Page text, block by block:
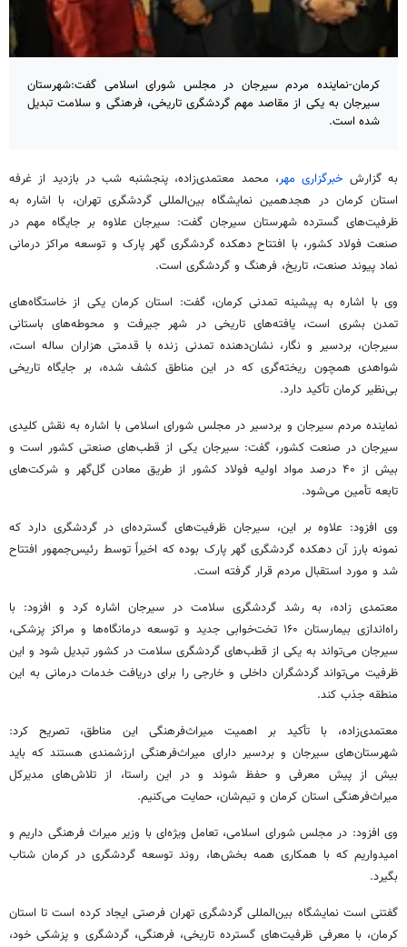
کرمان-نماینده مردم سیرجان در مجلس شورای اسلامی گفت:شهرستان
سیرجان به یکی از مقاصد مهم گردشگری تاریخی، فرهنگی و سلامت تبدیل
شده است.
به گزارش خبرگزاری مهر، محمد معتمدی‌زاده، پنجشنبه شب در بازدید از غرفه
استان کرمان در هجدهمین نمایشگاه بین‌المللی گردشگری تهران، با اشاره به
ظرفیت‌های گسترده شهرستان سیرجان گفت: سیرجان علاوه بر جایگاه مهم در
صنعت فولاد کشور، با افتتاح دهکده گردشگری گهر پارک و توسعه مراکز درمانی
نماد پیوند صنعت، تاریخ، فرهنگ و گردشگری است.
وی با اشاره به پیشینه تمدنی کرمان، گفت: استان کرمان یکی از خاستگاه‌های
تمدن بشری است، یافته‌های تاریخی در شهر جیرفت و محوطه‌های باستانی
سیرجان، بردسیر و نگار، نشان‌دهنده تمدنی زنده با قدمتی هزاران ساله است،
شواهدی همچون ریخته‌گری که در این مناطق کشف شده، بر جایگاه تاریخی
بی‌نظیر کرمان تأکید دارد.
نماینده مردم سیرجان و بردسیر در مجلس شورای اسلامی با اشاره به نقش کلیدی
سیرجان در صنعت کشور، گفت: سیرجان یکی از قطب‌های صنعتی کشور است و
بیش از ۴۰ درصد مواد اولیه فولاد کشور از طریق معادن گل‌گهر و شرکت‌های
تابعه تأمین می‌شود.
وی افزود: علاوه بر این، سیرجان ظرفیت‌های گسترده‌ای در گردشگری دارد که
نمونه بارز آن دهکده گردشگری گهر پارک بوده که اخیراً توسط رئیس‌جمهور افتتاح
شد و مورد استقبال مردم قرار گرفته است.
معتمدی زاده، به رشد گردشگری سلامت در سیرجان اشاره کرد و افزود: با
راه‌اندازی بیمارستان ۱۶۰ تخت‌خوابی جدید و توسعه درمانگاه‌ها و مراکز پزشکی،
سیرجان می‌تواند به یکی از قطب‌های گردشگری سلامت در کشور تبدیل شود و این
ظرفیت می‌تواند گردشگران داخلی و خارجی را برای دریافت خدمات درمانی به این
منطقه جذب کند.
معتمدی‌زاده، با تأکید بر اهمیت میراث‌فرهنگی این مناطق، تصریح کرد:
شهرستان‌های سیرجان و بردسیر دارای میراث‌فرهنگی ارزشمندی هستند که باید
بیش از پیش معرفی و حفظ شوند و در این راستا، از تلاش‌های مدیرکل
میراث‌فرهنگی استان کرمان و تیم‌شان، حمایت می‌کنیم.
وی افزود: در مجلس شورای اسلامی، تعامل ویژه‌ای با وزیر میراث فرهنگی داریم و
امیدواریم که با همکاری همه بخش‌ها، روند توسعه گردشگری در کرمان شتاب
بگیرد.
گفتنی است نمایشگاه بین‌المللی گردشگری تهران فرصتی ایجاد کرده است تا استان
کرمان، با معرفی ظرفیت‌های گسترده تاریخی، فرهنگی، گردشگری و پزشکی خود،